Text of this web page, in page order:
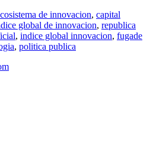
de innovacion, capital
global de innovacion, republica
, indice global innovacion, fugade
, politica publica